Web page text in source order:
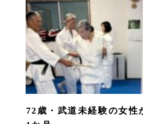
72歳・武道未経験の女性